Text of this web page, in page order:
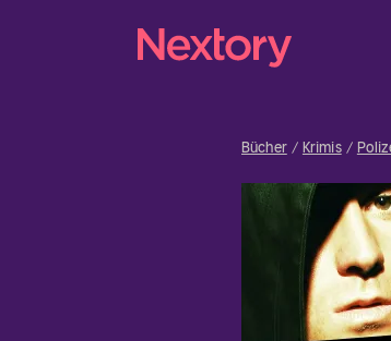
Bücher Krimis